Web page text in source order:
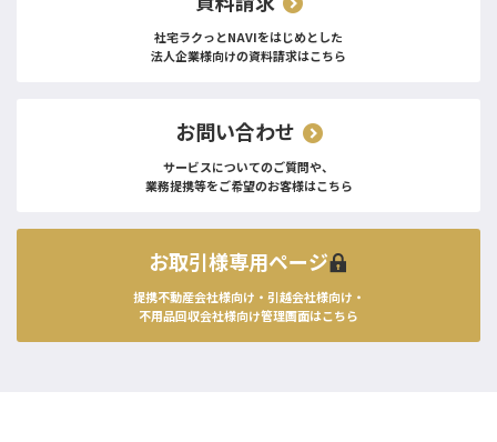
社宅ラクっとNAVIをはじめとした
法人企業様向けの資料請求はこちら
お問い合わせ
サービスについてのご質問や、
業務提携等をご希望のお客様はこちら
お取引様専用ページ
提携不動産会社様向け・引越会社様向け・
不用品回収会社様向け管理画面はこちら